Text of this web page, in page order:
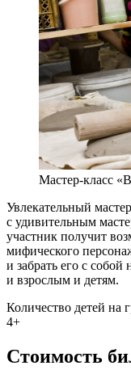
Мастер-класс
Увлекательный
с удивительным
участник получит
мифического
и забрать его с собой
и взрослым и детям.
Количество детей на
4+
Стоимость